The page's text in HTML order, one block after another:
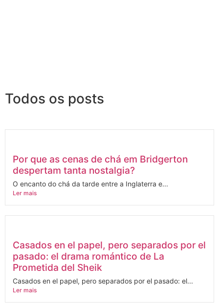
Todos os posts
Por que as cenas de chá em Bridgerton
despertam tanta nostalgia?
O encanto do chá da tarde entre a Inglaterra e...
Ler mais
Casados en el papel, pero separados por el
pasado: el drama romántico de La
Prometida del Sheik
Casados en el papel, pero separados por el pasado: el...
Ler mais